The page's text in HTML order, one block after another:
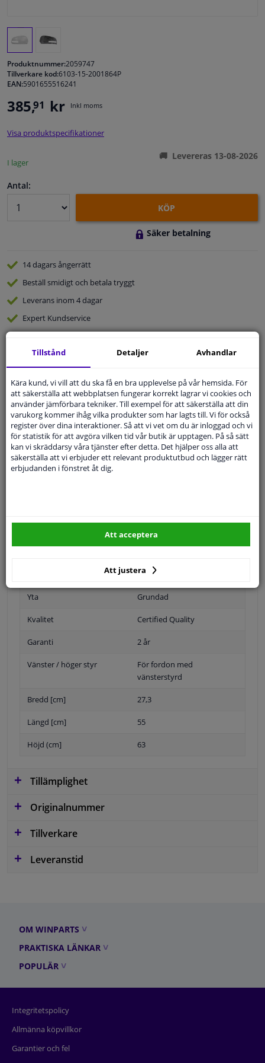
Fönster & Tillbehör
Bilvård & Tillbehör
Sensorer & Elsystem
Produktnummer:2059747
Tillverkare kod:6103-15-2001864P
EAN:5901655516241
385,91 kr Inkl moms
Visa produktspecifikationer
I lager
Levereras 13-08-2026
Antal:
KÖP
Säker betalning
14 dagarsångerrätt
Beställ smidigt och betala tryggt
Leverans inom 4 dagar
Expert Kundservice
Kundservice:
Inte Tillgänglig Via Telefon
Ställ din fråga hos våra produktspecialister.
Modellmatchande garanti, Hitta rätt bildelar.
Fyll i ditt registreringsnummerellerVälj din bil.
Specifikationer
Höger passagerarsida
Yta Grundad
Kvalitet Certified Quality
Garanti 2 år
Vänster / höger styr
För fordon med
vänsterstyrd
Bredd [cm] 27,3
Längd [cm] 55
Höjd (cm] 63
Tillämplighet
Originalnummer
Tillverkare
Leveranstid
OM WINPARTS
PRAKTISKA LÄNKAR
POPULÄR
Integritetspolicy
Allmänna köpvillkor
Garantier och fel
Tillstånd Detaljer Avhandlar
Kära kund, vi vill att du ska få en bra upplevelse på vår hemsida. För
att säkerställa att webbplatsen fungerar korrekt lagrar vi cookies och
använder jämförbara tekniker. Till exempel för att säkerställa att din
varukorg kommer ihåg vilka produkter som har lagts till. Vi för också
register över dina interaktioner. Så att vi vet om du är inloggad och vi
för statistik för att avgöra vilken tid vår butik är upptagen. På så sätt
kan vi skräddarsy våra tjänster efter detta. Det hjälper oss alla att
säkerställa att vi erbjuder ett relevant produktutbud och lägger rätt
erbjudanden i fönstret åt dig.
Att justera
Att acceptera